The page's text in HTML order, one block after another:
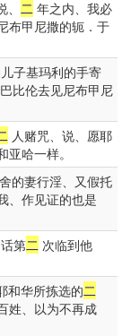
二 年之内、我必
布甲尼撒的轭．于
子基玛利的手寄
比伦去见尼布甲尼
人赌咒、说、愿耶
哈一样。
的妻行淫、又假托
、作见证的也是
第二 次临到他
和华所拣选的二
姓、以为不再成